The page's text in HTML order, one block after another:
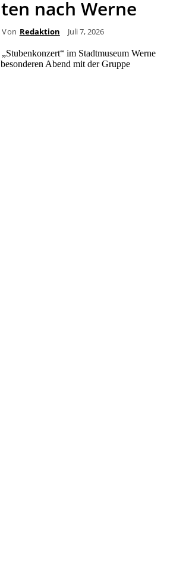
nach Werne
Von Redaktion Juli 7, 2026